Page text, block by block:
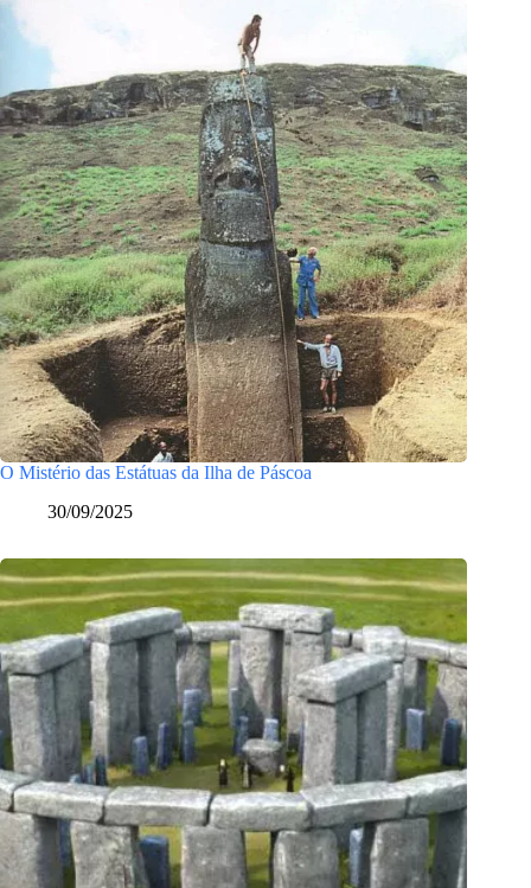
O Mistério das Estátuas da Ilha de Páscoa
30/09/2025